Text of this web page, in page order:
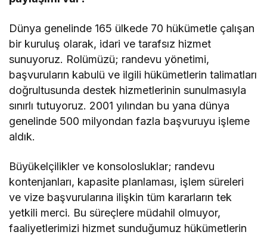
Dünya genelinde 165 ülkede 70 hükümetle çalışan
bir kuruluş olarak, idari ve tarafsız hizmet
sunuyoruz. Rolümüzü; randevu yönetimi,
başvuruların kabulü ve ilgili hükümetlerin talimatları
doğrultusunda destek hizmetlerinin sunulmasıyla
sınırlı tutuyoruz. 2001 yılından bu yana dünya
genelinde 500 milyondan fazla başvuruyu işleme
aldık.
Büyükelçilikler ve konsolosluklar; randevu
kontenjanları, kapasite planlaması, işlem süreleri
ve vize başvurularına ilişkin tüm kararların tek
yetkili merci. Bu süreçlere müdahil olmuyor,
faaliyetlerimizi hizmet sunduğumuz hükümetlerin